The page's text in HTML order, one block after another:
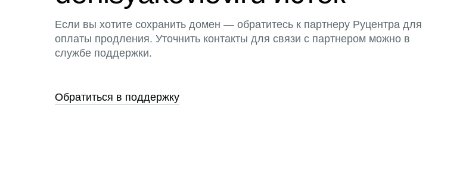
Если вы хотите сохранить домен — обратитесь к партнеру Руцентра для
оплаты продления. Уточнить контакты для связи с партнером можно в
службе поддержки.
Обратиться в поддержку